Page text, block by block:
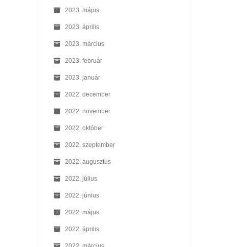
2023. május
2023. április
2023. március
2023. február
2023. január
2022. december
2022. november
2022. október
2022. szeptember
2022. augusztus
2022. július
2022. június
2022. május
2022. április